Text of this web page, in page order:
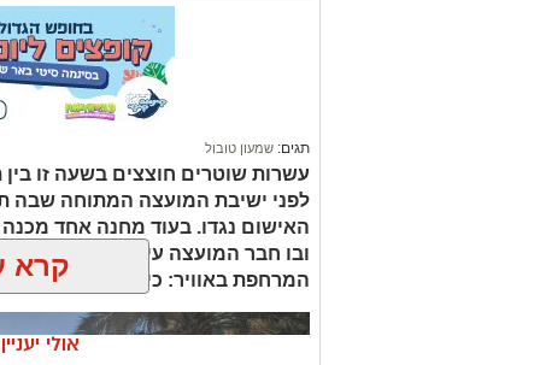
תגים: שמעון טובול
עשרות שוטרים חוצצים בשעה זו בין
לפני ישיבת המועצה המתוחה שבה
האישום נגדו. בעוד מחנה אחד
ובו חבר המועצה עידו אטיאס,
המרחפת באוויר: כיצד יכריע רוביק
קרא
אולי